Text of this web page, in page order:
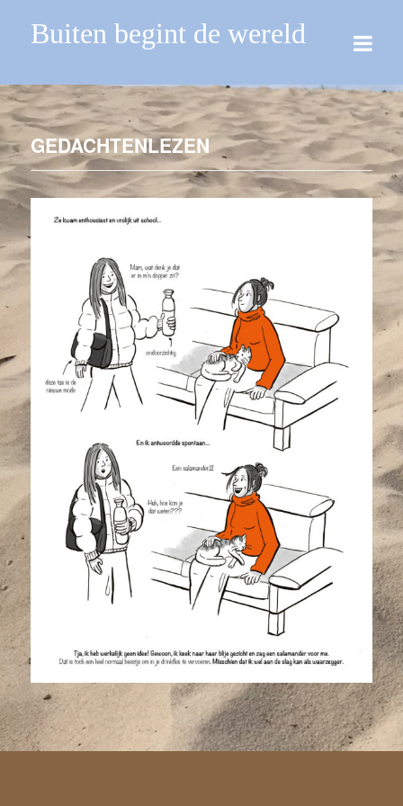
Buiten begint de wereld
GEDACHTENLEZEN